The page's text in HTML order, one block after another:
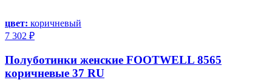
цвет: коричневый
7 302 ₽
Полуботинки женские FOOTWELL 8565
коричневые 37 RU